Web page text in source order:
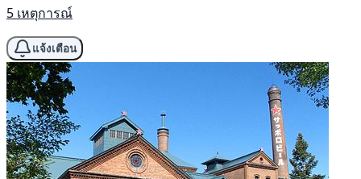
5 เหตุการณ์
แจ้งเตือน